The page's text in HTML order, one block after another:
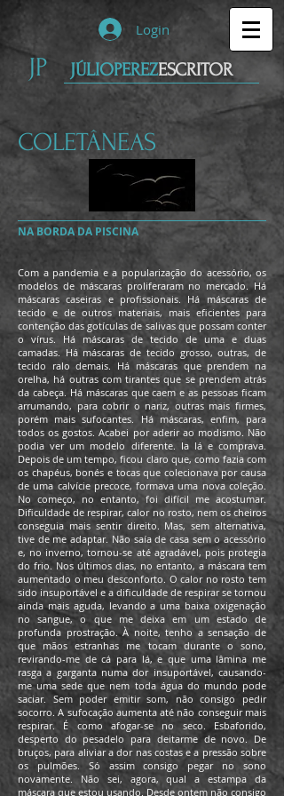
JP
Login
JÚLIOPEREZESCRITOR
COLETÂNEAS
NA BORDA DA PISCINA
Com a pandemia e a popularização do acessório, os
modelos de máscaras proliferaram no mercado. Há
máscaras caseiras e profissionais. Há máscaras de
tecido e de outros materiais, mais eficientes para
contenção das gotículas de salivas que possam conter
o vírus. Há máscaras de tecido de uma e duas
camadas. Há máscaras de tecido grosso, outras, de
tecido ralo demais. Há máscaras que prendem na
orelha, há outras com tirantes que se prendem atrás
da cabeça. Há máscaras que caem e as pessoas ficam
arrumando, para cobrir o nariz, outras mais firmes,
porém mais sufocantes. Há máscaras, enfim, para
todos os gostos. Acabei por aderir ao modismo. Não
podia ver um modelo diferente. Ia lá e comprava.
Depois de um tempo, ficou claro que, como fazia com
os chapéus, bonés e tocas que colecionava por causa
de uma calvície precoce, formava uma nova coleção.
No começo, no entanto, foi difícil me acostumar.
Dificuldade de respirar, calor no rosto, nem os cheiros
conseguia mais sentir direito. Mas, sem alternativa,
tive de me adaptar. Não saía de casa sem o acessório
e, no inverno, tornou-se até agradável, pois protegia
do frio. Nos últimos dias, no entanto, a máscara tem
aumentado o meu desconforto. O calor no rosto tem
sido insuportável e a dificuldade de respirar se tornou
ainda mais aguda, levando a uma baixa oxigenação
no sangue, o que me deixa em um estado de
profunda prostração. À noite, tenho a sensação de
que mãos estranhas me tocam durante o sono,
revirando-me de cá para lá, e que uma lâmina me
rasga a garganta numa dor insuportável, causando-
me uma sede que nem toda água do mundo pode
saciar. Sem poder emitir som, não consigo pedir
socorro. A sufocação aumenta até não conseguir mais
respirar. É como afogar-se no seco. Esbaforido,
desperto do pesadelo para deitarme de novo. De
bruços, para aliviar a dor nas costas e a pressão sobre
os pulmões. Só assim consigo pegar no sono
novamente. Não sei, agora, qual a estampa da
máscara que estou usando. Desde ontem não consigo